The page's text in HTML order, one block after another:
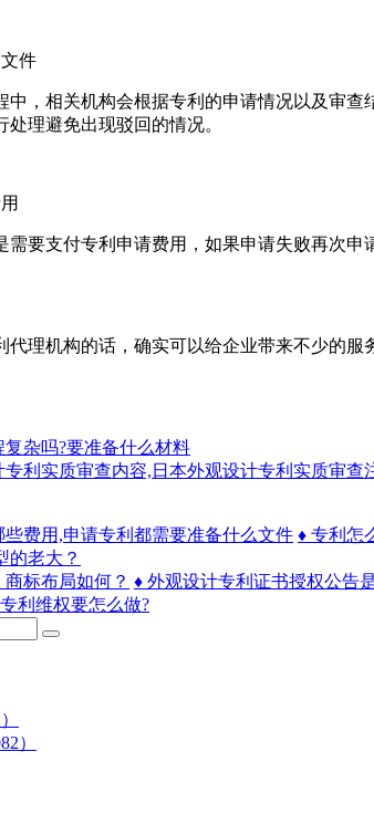
件
相关机构会根据专利的申请情况以及审查
理避免出现驳回的情况。
支付专利申请费用，如果申请失败再次申
机构的话，确实可以给企业带来不少的服
杂吗?要准备什么材料
专利实质审查内容,日本外观设计专利实质审查
费用,申请专利都需要准备什么文件 ♦ 专利怎
的老大？
标布局如何？ ♦ 外观设计专利证书授权公告
利维权要怎么做?
）